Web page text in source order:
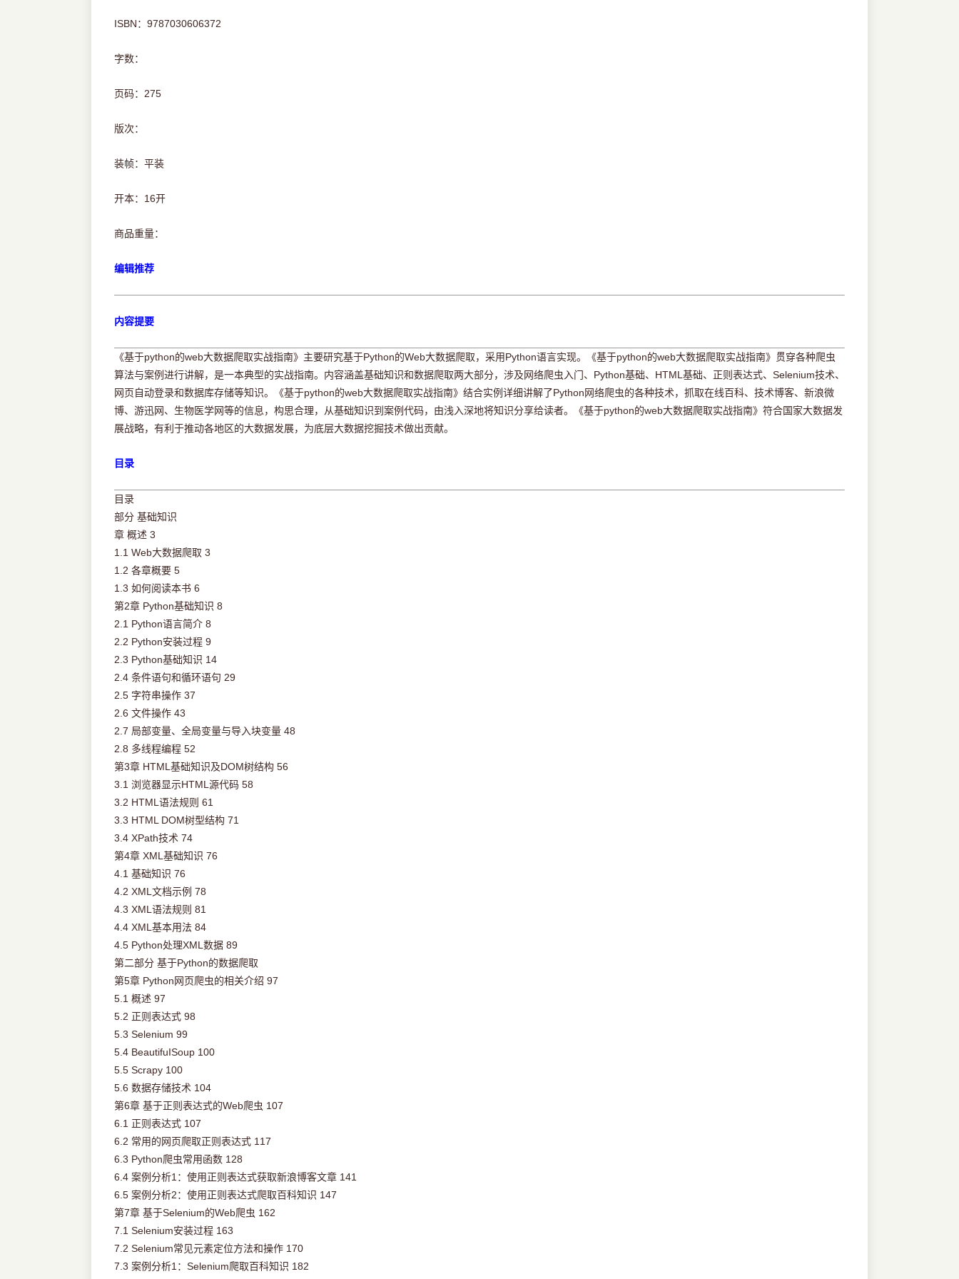
ISBN：9787030606372
字数：
页码：275
版次：
装帧：平装
开本：16开
商品重量：
编辑推荐
内容提要
《基于python的web大数据爬取实战指南》主要研究基于Python的Web大数据爬取，采用Python语言实现。《基于python的web大数据爬取实战指南》贯穿各种爬虫
算法与案例进行讲解，是一本典型的实战指南。内容涵盖基础知识和数据爬取两大部分，涉及网络爬虫入门、Python基础、HTML基础、正则表达式、Selenium技术、
网页自动登录和数据库存储等知识。《基于python的web大数据爬取实战指南》结合实例详细讲解了Python网络爬虫的各种技术，抓取在线百科、技术博客、新浪微
博、游迅网、生物医学网等的信息，构思合理，从基础知识到案例代码，由浅入深地将知识分享给读者。《基于python的web大数据爬取实战指南》符合国家大数据发
展战略，有利于推动各地区的大数据发展，为底层大数据挖掘技术做出贡献。
目录
目录
部分 基础知识
章 概述 3
1.1 Web大数据爬取 3
1.2 各章概要 5
1.3 如何阅读本书 6
第2章 Python基础知识 8
2.1 Python语言简介 8
2.2 Python安装过程 9
2.3 Python基础知识 14
2.4 条件语句和循环语句 29
2.5 字符串操作 37
2.6 文件操作 43
2.7 局部变量、全局变量与导入块变量 48
2.8 多线程编程 52
第3章 HTML基础知识及DOM树结构 56
3.1 浏览器显示HTML源代码 58
3.2 HTML语法规则 61
3.3 HTML DOM树型结构 71
3.4 XPath技术 74
第4章 XML基础知识 76
4.1 基础知识 76
4.2 XML文档示例 78
4.3 XML语法规则 81
4.4 XML基本用法 84
4.5 Python处理XML数据 89
第二部分 基于Python的数据爬取
第5章 Python网页爬虫的相关介绍 97
5.1 概述 97
5.2 正则表达式 98
5.3 Selenium 99
5.4 BeautifuISoup 100
5.5 Scrapy 100
5.6 数据存储技术 104
第6章 基于正则表达式的Web爬虫 107
6.1 正则表达式 107
6.2 常用的网页爬取正则表达式 117
6.3 Python爬虫常用函数 128
6.4 案例分析1：使用正则表达式获取新浪博客文章 141
6.5 案例分析2：使用正则表达式爬取百科知识 147
第7章 基于Selenium的Web爬虫 162
7.1 Selenium安装过程 163
7.2 Selenium常见元素定位方法和操作 170
7.3 案例分析1：Selenium爬取百科知识 182